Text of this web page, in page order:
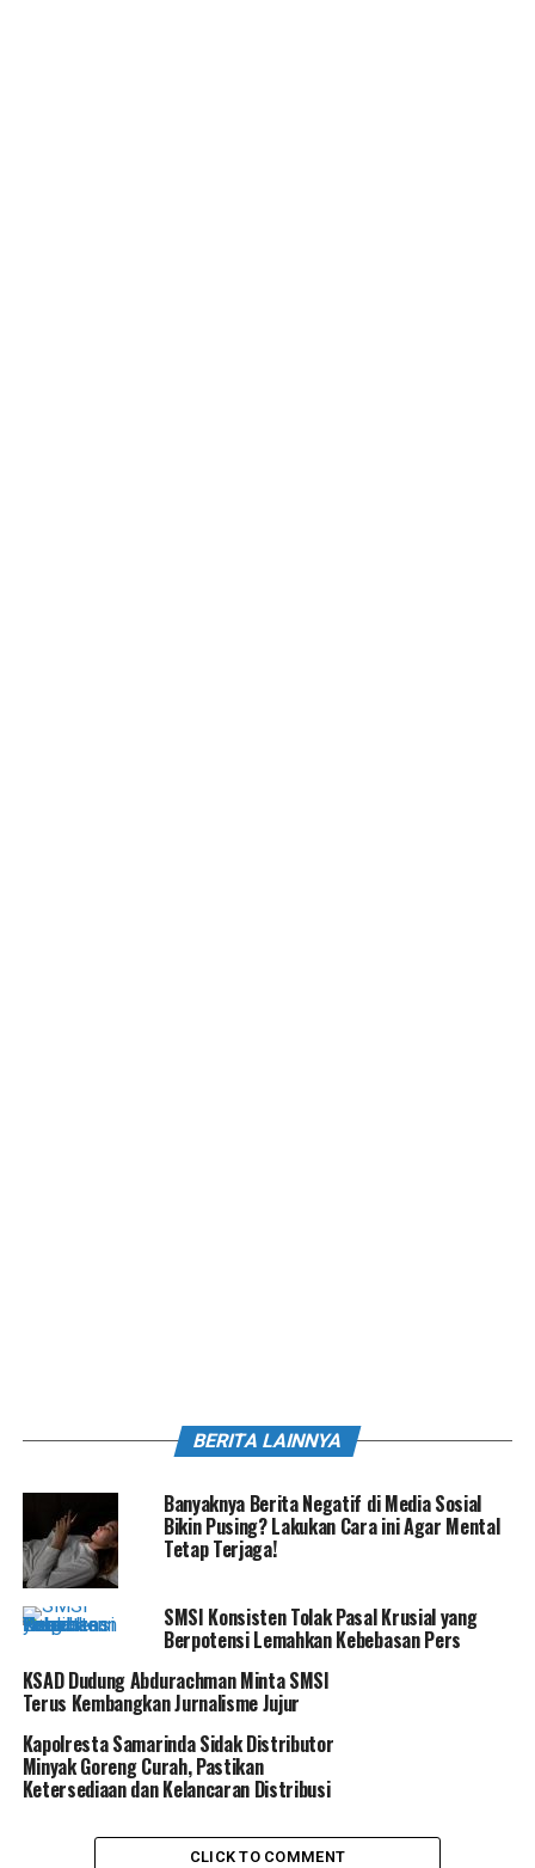
BERITA LAINNYA
Banyaknya Berita Negatif di Media Sosial
Bikin Pusing? Lakukan Cara ini Agar Mental
Tetap Terjaga!
SMSI Konsisten Tolak Pasal Krusial yang
Berpotensi Lemahkan Kebebasan Pers
KSAD Dudung Abdurachman Minta SMSI
Terus Kembangkan Jurnalisme Jujur
Kapolresta Samarinda Sidak Distributor
Minyak Goreng Curah, Pastikan
Ketersediaan dan Kelancaran Distribusi
CLICK TO COMMENT